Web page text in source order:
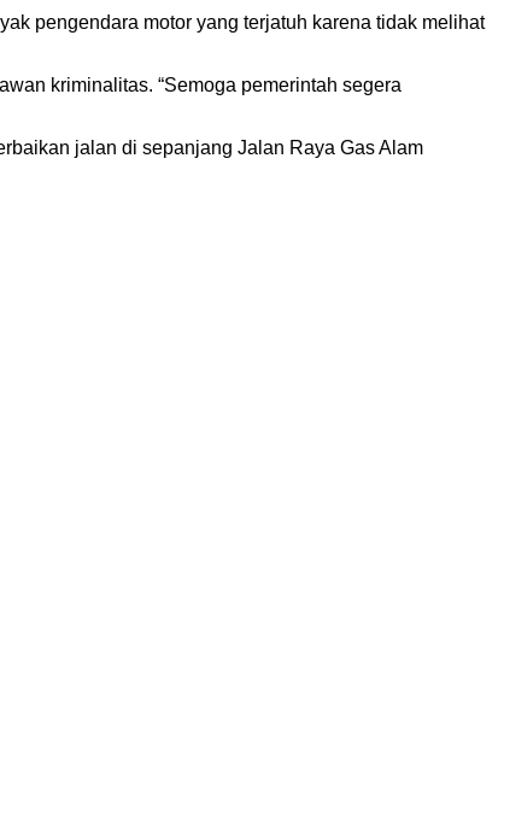
pengendara motor yang terjatuh karena tidak melihat
kriminalitas. “Semoga pemerintah segera
jalan di sepanjang Jalan Raya Gas Alam